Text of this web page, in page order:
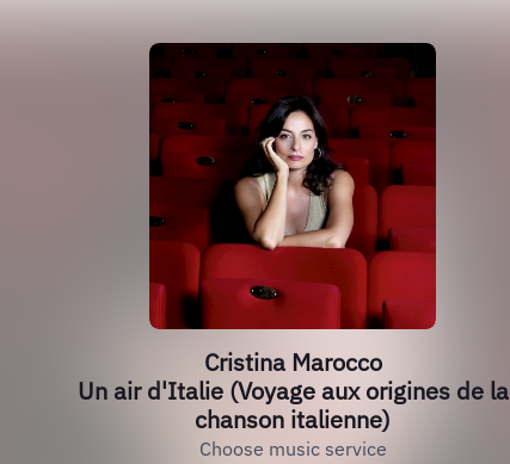
Cristina Marocco
Un air d'Italie (Voyage aux origines de la
chanson italienne)
Choose music service